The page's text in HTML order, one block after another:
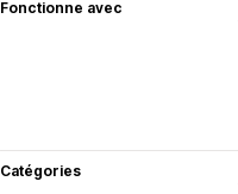
Fonctionne avec
Catégories